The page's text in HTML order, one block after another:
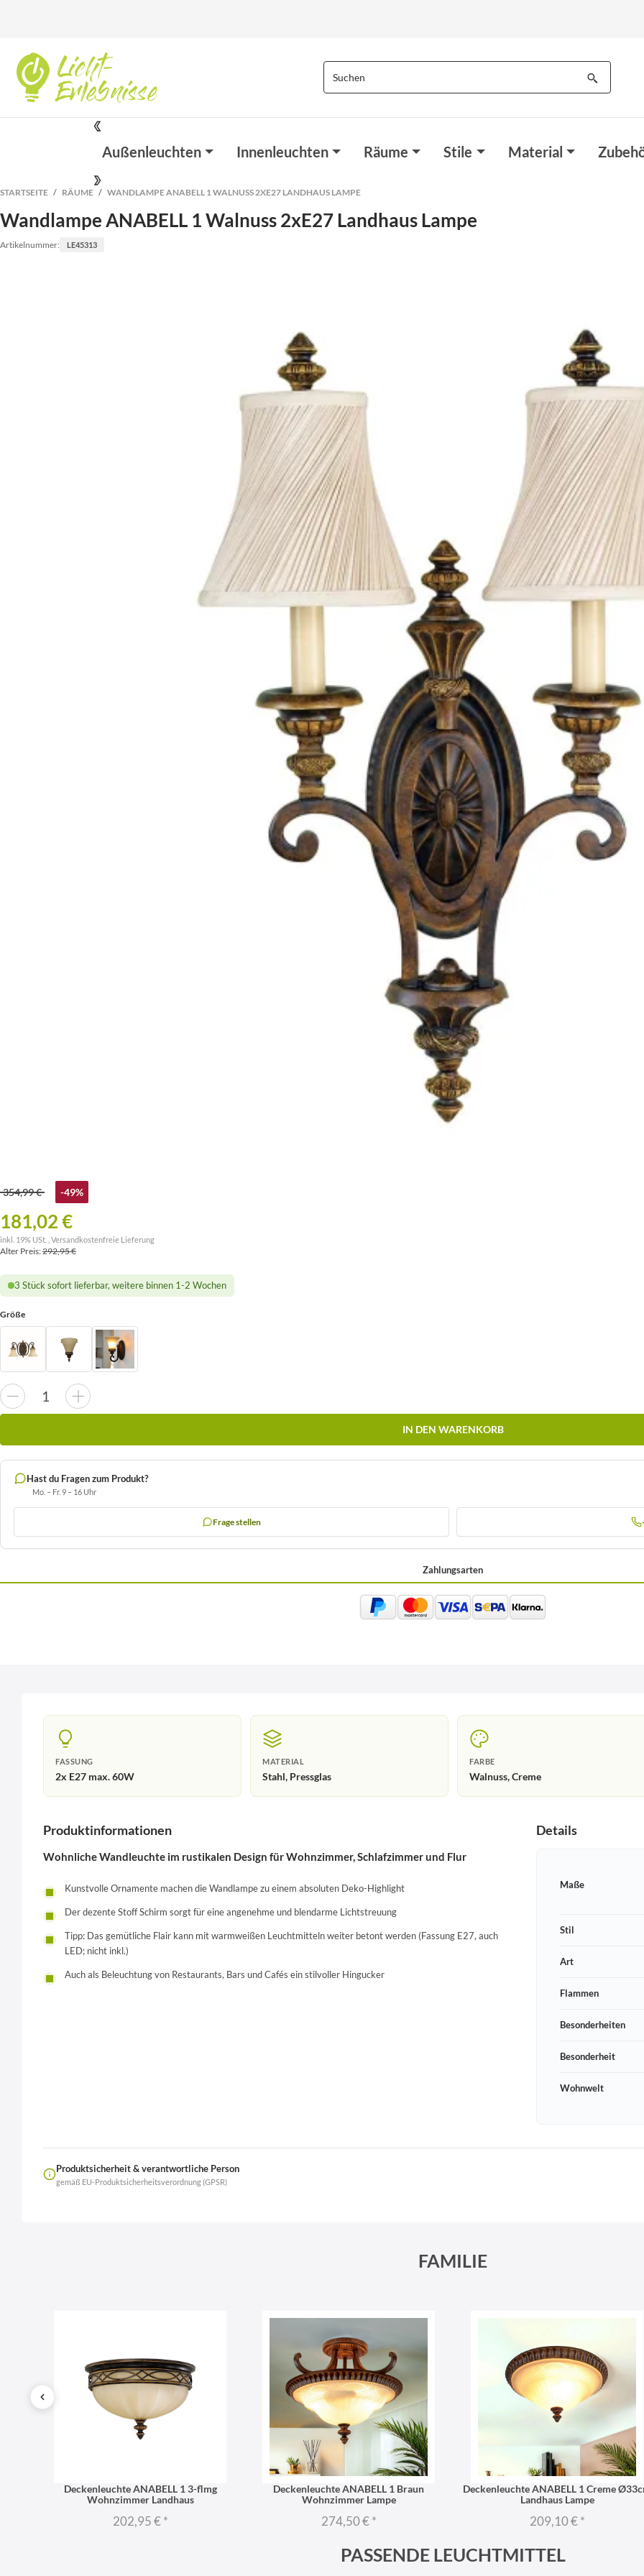
Außenleuchten Innenleuchten Räume Stile Material
STARTSEITE RÄUME WANDLAMPE ANABELL 1 WALNUSS 2XE27 LANDHAUS LAMPE
Wandlampe ANABELL 1 Walnuss 2xE27 Landhaus Lampe
Artikelnummer: LE45313
354,99 € -49%
181,02 €
inkl. 19% USt. , Versandkostenfreie Lieferung
Alter Preis:292,95 €
3 Stück sofort lieferbar, weitere binnen 1-2 Wochen
Größe
IN DEN WARENKORB
Hast du Fragen zum Produkt?
Mo. – Fr. 9 – 16 Uhr
Frage stellen
Zahlungsarten
FASSUNG
2x E27 max. 60W
MATERIAL
Stahl, Pressglas
FARBE
Walnuss, Creme
Produktinformationen
Wohnliche Wandleuchte im rustikalen Design für Wohnzimmer, Schlafzimmer und Flur
Kunstvolle Ornamente machen die Wandlampe zu einem absoluten Deko-Highlight
Der dezente Stoff Schirm sorgt für eine angenehme und blendarme Lichtstreuung
Tipp: Das gemütliche Flair kann mit warmweißen Leuchtmitteln weiter betont werden (Fassung E27, auch
LED; nicht inkl.)
Auch als Beleuchtung von Restaurants, Bars und Cafés ein stilvoller Hingucker
Details
Maße
Stil
Art
Flammen
Besonderheiten
Besonderheit
Wohnwelt
Produktsicherheit & verantwortliche Person
gemäß EU-Produktsicherheitsverordnung (GPSR)
FAMILIE
Deckenleuchte ANABELL 1 3-flmg
Wohnzimmer Landhaus
202,95 €*
Deckenleuchte ANABELL 1 Braun
Wohnzimmer Lampe
274,50 €*
Deckenleuchte ANABELL 1 Creme
Landhaus Lampe
209,10 €*
PASSENDE LEUCHTMITTEL